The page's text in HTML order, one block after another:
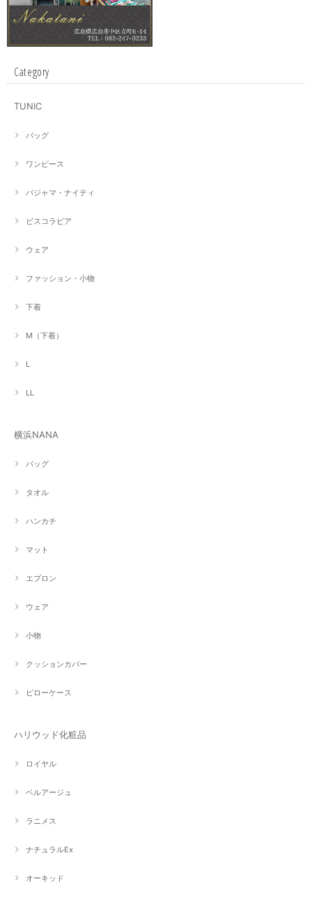
Category
TUNIC
バッグ
ワンピース
パジャマ・ナイティ
ビスコラピア
ウェア
ファッション・小物
下着
M（下着）
L
LL
横浜NANA
バッグ
タオル
ハンカチ
マット
エプロン
ウェア
小物
クッションカバー
ピローケース
ハリウッド化粧品
ロイヤル
ベルアージュ
ラニメス
ナチュラルEx
オーキッド